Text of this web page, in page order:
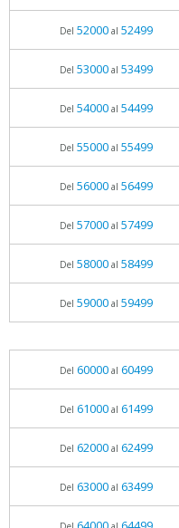
Del 52000al 52499
Del 53000al 53499
Del 54000al 54499
Del 55000al 55499
Del 56000al 56499
Del 57000al 57499
Del 58000al 58499
Del 59000al 59499
Del 60000al 60499
Del 61000al 61499
Del 62000al 62499
Del 63000al 63499